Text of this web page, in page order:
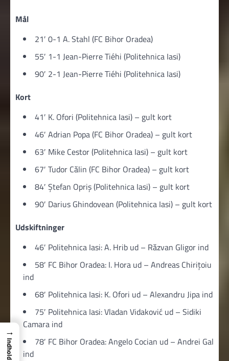
Mål
21′ 0-1 A. Stahl (FC Bihor Oradea)
55′ 1-1 Jean-Pierre Tiéhi (Politehnica Iasi)
90′ 2-1 Jean-Pierre Tiéhi (Politehnica Iasi)
Kort
41′ K. Ofori (Politehnica Iasi) – gult kort
46′ Adrian Popa (FC Bihor Oradea) – gult kort
63′ Mike Cestor (Politehnica Iasi) – gult kort
67′ Tudor Călin (FC Bihor Oradea) – gult kort
84′ Ștefan Opriș (Politehnica Iasi) – gult kort
90′ Darius Ghindovean (Politehnica Iasi) – gult kort
Udskiftninger
46′ Politehnica Iasi: A. Hrib ud – Răzvan Gligor ind
58′ FC Bihor Oradea: I. Hora ud – Andreas Chirițoiu
ind
68′ Politehnica Iasi: K. Ofori ud – Alexandru Jipa ind
75′ Politehnica Iasi: Vladan Vidaković ud – Sidiki
Camara ind
78′ FC Bihor Oradea: Angelo Cocian ud – Andrei Gal
ind
→
Indhold